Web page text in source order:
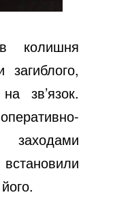
колишня
зв’язок.